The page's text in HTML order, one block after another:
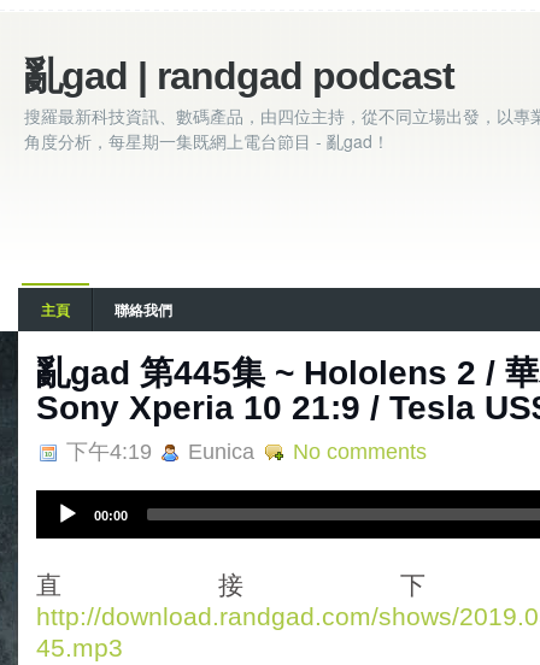
亂gad | randgad podcast
搜羅最新科技資訊、數碼產品，由四位主持，從不同立場出發，以專
角度分析，每星期一集既網上電台節目 - 亂gad！
主頁 聯絡我們
亂gad 第445集 ~ Hololens 2 /
Sony Xperia 10 21:9 / Tesla
下午4:19 Eunica No comments
i
o
P
l
00:00
直接
http://download.randgad.com/shows/
45.mp3